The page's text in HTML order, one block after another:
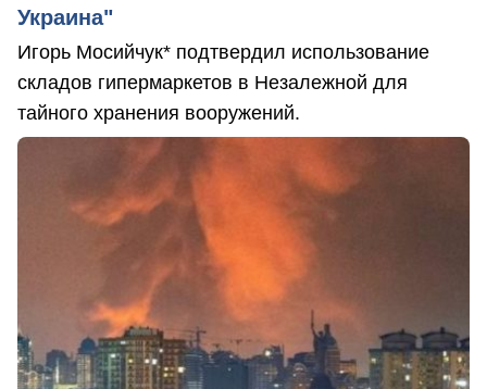
Украина"
Игорь Мосийчук* подтвердил использование
складов гипермаркетов в Незалежной для
тайного хранения вооружений.